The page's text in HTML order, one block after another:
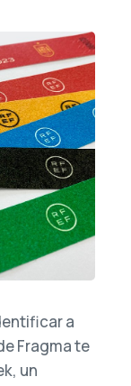
a
Fragma te
un